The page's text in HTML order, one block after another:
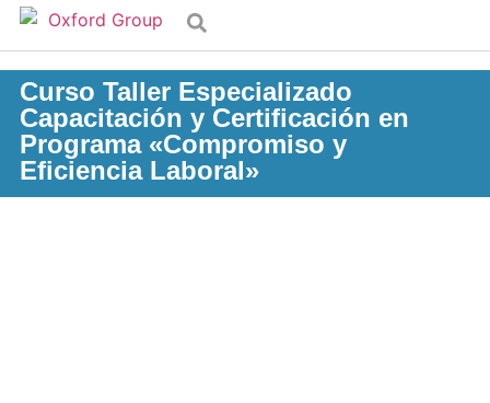
Curso Taller Especializado
Capacitación y Certificación en
Programa «Compromiso y
Eficiencia Laboral»